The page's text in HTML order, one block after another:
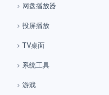
网盘播放器
投屏播放
TV桌面
系统工具
游戏